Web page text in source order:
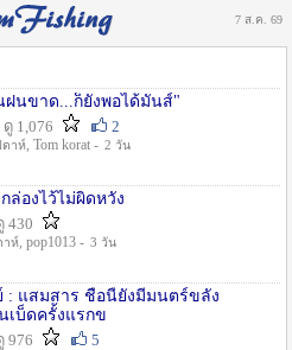
7 ส.ค. 69
ฝนขาด...ก็ยังพอได้มันส์"
1,076
2
ดาห์, Tom korat - 2 วัน
ล่องไว้ไม่ผิดหวัง
430
าห์, pop1013 - 3 วัน
: แสมสาร ชื่อนี้ยังมีมนตร์ขลัง
เบ็ดครั้งแรกข
976
5